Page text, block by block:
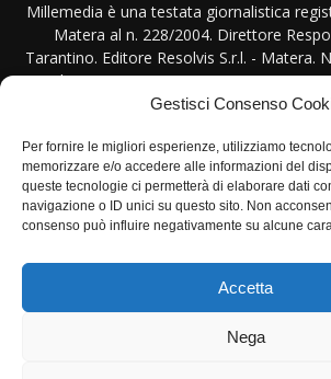
Gestisci Consenso
Per fornire le migliori esperienze, utilizziamo
memorizzare e/o accedere alle informazioni del
queste tecnologie ci permetterà di elaborare dati
navigazione o ID unici su questo sito. Non
consenso può influire negativamente su alcune
Accetta
Nega
Millemedia è una testata giornalistica
Matera al n. 228/2004. Direttore
Tarantino. Editore Resolvis S.r.l. - Matera.
al ROC Registro Operatori
31/10/2007
Contattaci:
SEGUICI